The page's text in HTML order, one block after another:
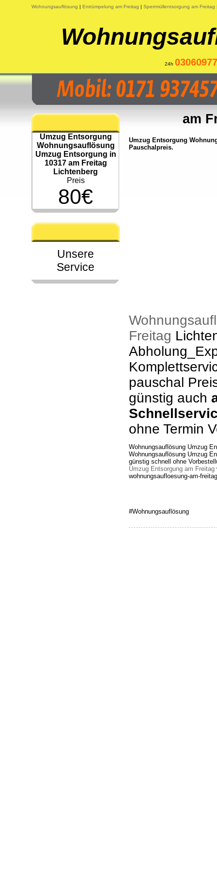
Wohnungsauflösung | Entrümpelung am Freitag | Sperrmüllentsorgung am Freitag
24h
Umzug Entsorgung
Wohnungsauflösung
Umzug Entsorgung in
10317 am Freitag
Lichtenberg
Preis
80€
Unsere
Service
am
Umzug Entsorgung
Pauschalpreis.
Freitag
pauschal
günstig auch
ohne Termin
Wohnungsauflösung Umzug
Wohnungsauflösung Umzug
günstig schnell ohne
Umzug Entsorgung am Freitag
wohnungsaufloesung-am-
#Wohnungsauflösung